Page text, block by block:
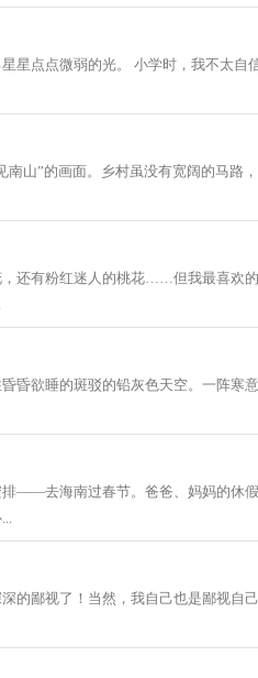
星点点微弱的光。 小学时，我不太自
山”的画面。乡村虽没有宽阔的马路
还有粉红迷人的桃花……但我最喜欢
昏欲睡的斑驳的铅灰色天空。一阵寒
排——去海南过春节。爸爸、妈妈的休
的鄙视了！当然，我自己也是鄙视自